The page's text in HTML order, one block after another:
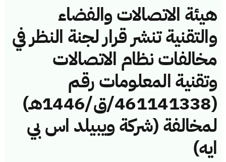
هيئة الاتصالات والفضاء
والتقنية تنشر قرار لجنة النظر في
مخالفات نظام الاتصالات
وتقنية المعلومات رقم
(461141338/ق/1446هـ)
لمخالفة (شركة ويبيلد اس بي
ايه)